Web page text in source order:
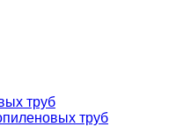
труб
труб